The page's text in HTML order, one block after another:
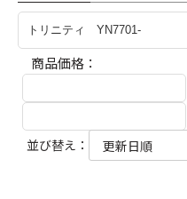
商品価格：
並び替え：